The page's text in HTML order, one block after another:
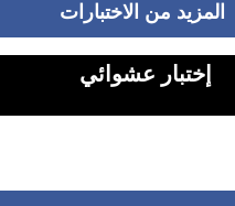
المزيد من الاختبارات
إختبار عشوائي